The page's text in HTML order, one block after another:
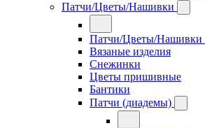
Патчи/Цветы/Нашивки
Патчи/Цветы/Нашивки
Вязаные изделия
Снежинки
Цветы пришивные
Бантики
Патчи (диадемы)